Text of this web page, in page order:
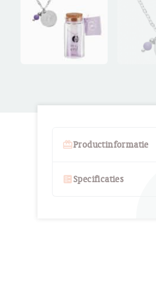
card_giftcardProductinformatie
ballotSpecificaties